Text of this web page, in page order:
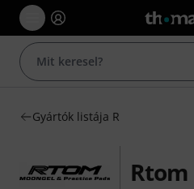
Gyártók listája R
Rtom